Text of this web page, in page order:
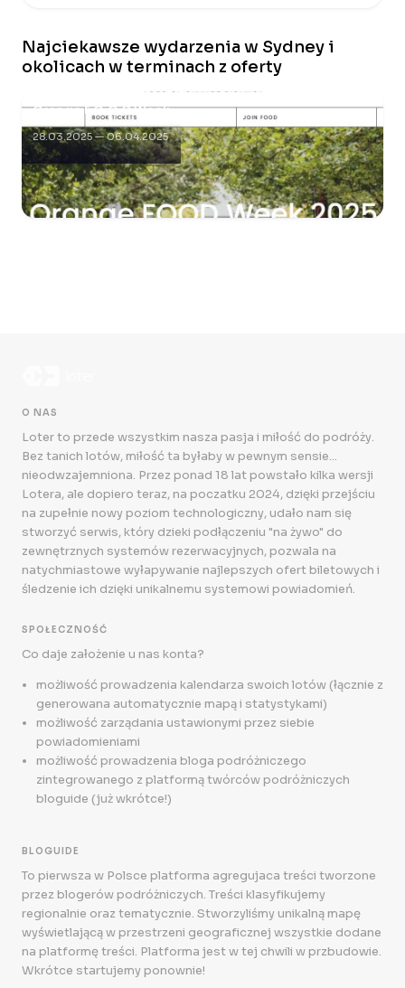
Najciekawsze wydarzenia w Sydney i
okolicach w terminach z oferty
Orange F.O.O.D Week
28.03.2025 — 06.04.2025
O NAS
Loter to przede wszystkim nasza pasja i miłość do podróży.
Bez tanich lotów, miłość ta byłaby w pewnym sensie...
nieodwzajemniona. Przez ponad 18 lat powstało kilka wersji
Lotera, ale dopiero teraz, na poczatku 2024, dzięki przejściu
na zupełnie nowy poziom technologiczny, udało nam się
stworzyć serwis, który dzieki podłączeniu "na żywo" do
zewnętrznych systemów rezerwacyjnych, pozwala na
natychmiastowe wyłapywanie najlepszych ofert biletowych i
śledzenie ich dzięki unikalnemu systemowi powiadomień.
SPOŁECZNOŚĆ
Co daje założenie u nas konta?
możliwość prowadzenia kalendarza swoich lotów (łącznie z
generowana automatycznie mapą i statystykami)
możliwość zarządania ustawionymi przez siebie
powiadomieniami
możliwość prowadzenia bloga podróżniczego
zintegrowanego z platformą twórców podróżniczych
bloguide (już wkrótce!)
BLOGUIDE
To pierwsza w Polsce platforma agregujaca treści tworzone
przez blogerów podróżniczych. Treści klasyfikujemy
regionalnie oraz tematycznie. Stworzyliśmy unikalną mapę
wyświetlającą w przestrzeni geograficznej wszystkie dodane
na platformę treści. Platforma jest w tej chwili w przbudowie.
Wkrótce startujemy ponownie!